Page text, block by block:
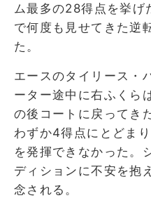
ム最多の28得点を挙げ
で何度も見せてきた逆
た。
エースのタイリース・
ーター途中に右ふくら
の後コートに戻ってき
わずか4得点にとどま
を発揮できなかった。
ディションに不安を抱
念される。